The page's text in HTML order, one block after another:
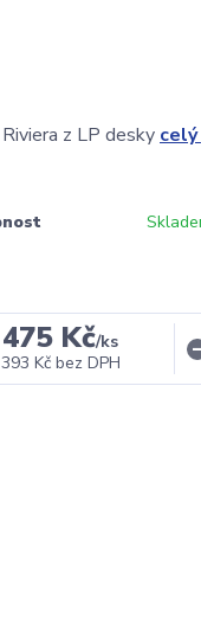
z LP desky
475 Kč/ks
393 Kč bez DPH